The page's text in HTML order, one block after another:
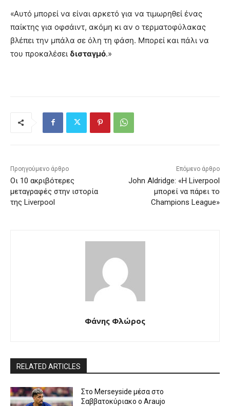
«Αυτό μπορεί να είναι αρκετό για να τιμωρηθεί ένας
παίκτης για οφσάιντ, ακόμη κι αν ο τερματοφύλακας
βλέπει την μπάλα σε όλη τη φάση. Μπορεί και πάλι να
του προκαλέσει δισταγμό.»
Προηγούμενο άρθρο
Οι 10 ακριβότερες
μεταγραφές στην ιστορία
της Liverpool
Επόμενο άρθρο
John Aldridge: «Η Liverpool
μπορεί να πάρει το
Champions League»
Φάνης Φλώρος
RELATED ARTICLES
Στο Merseyside μέσα στο
Σαββατοκύριακο ο Araujo